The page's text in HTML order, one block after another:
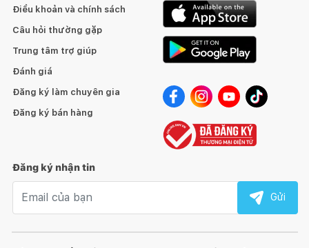
coi là tác phẩm độc bản. Trân trọng cảm ơn Quý khách đã góp
phần bảo tồn và phát huy nghề mộc truyền thống của Việt
Nam.
HƯỚNG DẪN SỬ DỤNG, BẢO QUẢN:
Điều khoản và chính sách
Câu hỏi thường gặp
Trung tâm trợ giúp
Đánh giá
Đăng ký làm chuyên gia
Đăng ký bán hàng
Đăng ký nhận tin
Gửi